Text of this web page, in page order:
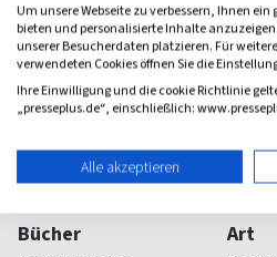
Bücher Art
Um unsere Webseite zu verbessern, Ihnen
bieten und personalisierte Inhalte
unserer Besucherdaten platzieren. Für
verwendeten Cookies öffnen Sie die
Ihre Einwilligung und die cookie Richtlinie
„presseplus.de“, einschließlich:
Alle akzeptieren